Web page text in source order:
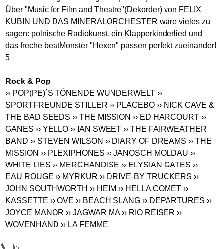
Über "Music for Film and Theatre"(Dekorder) von FELIX
KUBIN UND DAS MINERALORCHESTER wäre vieles zu
sagen: polnische Radiokunst, ein Klapperkinderlied und
das freche beatMonster "Hexen" passen perfekt zueinander!
5
Rock & Pop
›› POP(PE)´S TÖNENDE WUNDERWELT ››
SPORTFREUNDE STILLER ›› PLACEBO ›› NICK CAVE &
THE BAD SEEDS ›› THE MISSION ›› ED HARCOURT ››
GANES ›› YELLO ›› IAN SWEET ›› THE FAIRWEATHER
BAND ›› STEVEN WILSON ›› DIARY OF DREAMS ›› THE
MISSION ›› PLEXIPHONES ›› JANOSCH MOLDAU ››
WHITE LIES ›› MERCHANDISE ›› ELYSIAN GATES ››
EAU ROUGE ›› MYRKUR ›› DRIVE-BY TRUCKERS ››
JOHN SOUTHWORTH ›› HEIM ›› HELLA COMET ››
KASSETTE ›› OVE ›› BEACH SLANG ›› DEPARTURES ››
JOYCE MANOR ›› JAGWAR MA ›› RIO REISER ››
WOVENHAND ›› LA FEMME